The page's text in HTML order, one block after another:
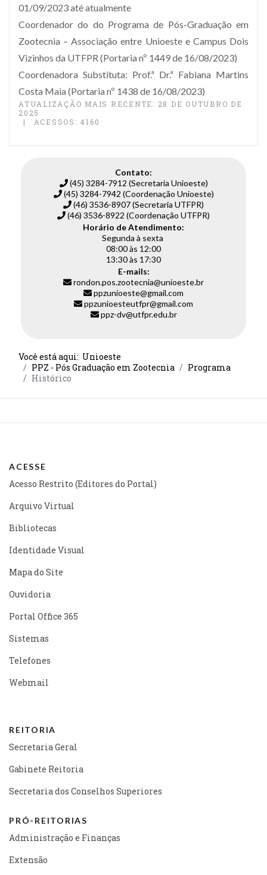
01/09/2023 até atualmente
Coordenador do do Programa de Pós-Graduação em
Zootecnia – Associação entre Unioeste e Campus Dois
Vizinhos da UTFPR (Portaria nº 1449 de 16/08/2023)
Coordenadora Substituta: Prof.ª Dr.ª Fabiana Martins
Costa Maia (Portaria nº 1438 de 16/08/2023)
ATUALIZAÇÃO MAIS RECENTE: 28 DE OUTUBRO DE
2025
ACESSOS: 4160
Contato:
(45) 3284-7912 (Secretaria Unioeste)
(45) 3284-7942 (Coordenação Unioeste)
(46) 3536-8907 (Secretaria UTFPR)
(46) 3536-8922 (Coordenação UTFPR)
Horário de Atendimento:
Segunda à sexta
08:00 às 12:00
13:30 às 17:30
E-mails:
rondon.pos.zootecnia@unioeste.br
ppzunioeste@gmail.com
ppzunioesteutfpr@gmail.com
ppz-dv@utfpr.edu.br
Você está aqui: Unioeste
PPZ - Pós Graduação em Zootecnia
Programa
Histórico
ACESSE
Acesso Restrito (Editores do Portal)
Arquivo Virtual
Bibliotecas
Identidade Visual
Mapa do Site
Ouvidoria
Portal Office 365
Sistemas
Telefones
Webmail
REITORIA
Secretaria Geral
Gabinete Reitoria
Secretaria dos Conselhos Superiores
PRÓ-REITORIAS
Administração e Finanças
Extensão